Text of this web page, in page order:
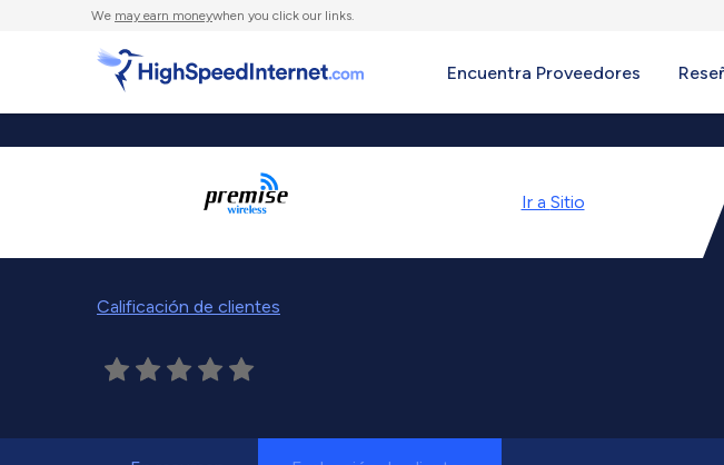
We may earn moneywhen you click our links.
Encuentra Proveedores
Ir a Sitio
Calificación de clientes